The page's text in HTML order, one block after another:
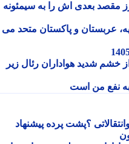
بعدی اش را به سیمئونه
و پاکستان متحد می
شدید هواداران رئال زیر
من است
؟پشت پرده پیشنهاد